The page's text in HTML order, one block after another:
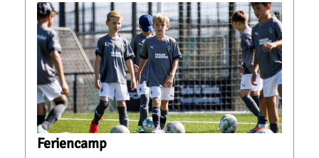
Feriencamp